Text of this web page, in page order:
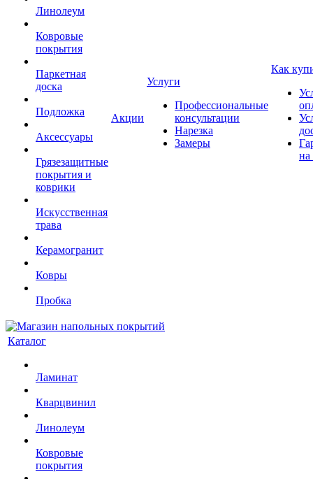
Линолеум
Ковровые
покрытия
Паркетная
доска
Подложка
Аксессуары
Грязезащитные
покрытия и
коврики
Искусственная
трава
Керамогранит
Ковры
Пробка
Акции
Услуги
Профессиональные
консультации
Нарезка
Замеры
Как
на
Каталог
Ламинат
Кварцвинил
Линолеум
Ковровые
покрытия